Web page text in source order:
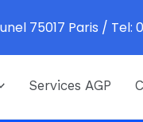
Services AGP
75017 Paris / Tel: